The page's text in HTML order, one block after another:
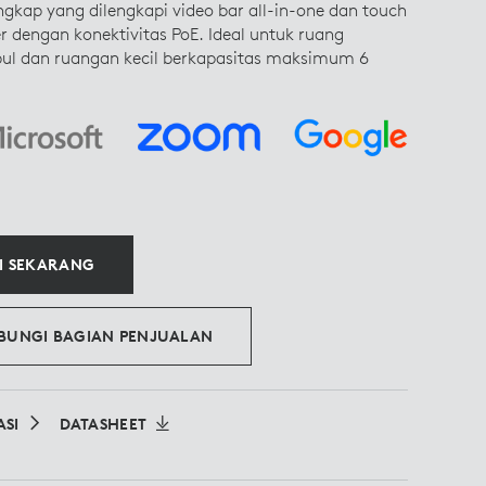
yang dilengkapi video bar all-in-one dan touch
dengan konektivitas PoE. Ideal untuk ruang
dan ruangan kecil berkapasitas maksimum 6
SEKARANG
BAGIAN PENJUALAN
DATASHEET